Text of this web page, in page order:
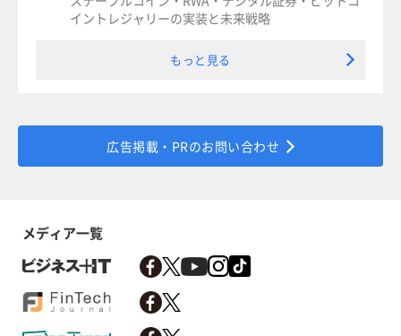
イントレジャリーの実装と未来戦略
もっと見る
広告掲載・PRのお問い合わせ
メディア一覧